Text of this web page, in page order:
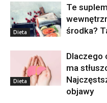
Dieta
Te
środka?
Dieta
Dlaczego
ma
objawy